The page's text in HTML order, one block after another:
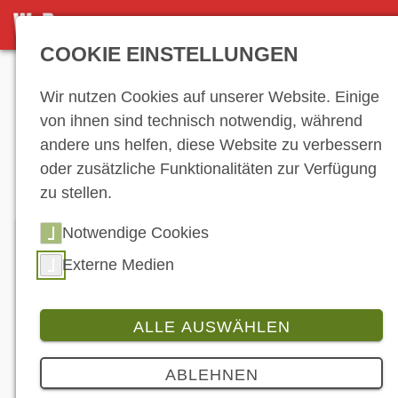
NEWS
News
COOKIE EINSTELLUNGEN
Wir nutzen Cookies auf unserer Website. Einige
von ihnen sind technisch notwendig, während
andere uns helfen, diese Website zu verbessern
oder zusätzliche Funktionalitäten zur Verfügung
zu stellen.
Notwendige Cookies
Externe Medien
ALLE AUSWÄHLEN
ABLEHNEN